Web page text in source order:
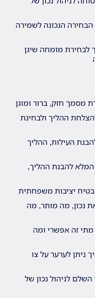
הבחירה הנכונה לשמירה
לבחירת מומחה שיגן
מסמך חזק, ברור ומוגן
ההליך ולבחינת
העילות, ההליך
המלא להבנת ההליך,
יציבות משפחתית
נכון, מה מותר, מה
זה אפשרי ומה
ניתן לערער על צו
לניהול נכון של